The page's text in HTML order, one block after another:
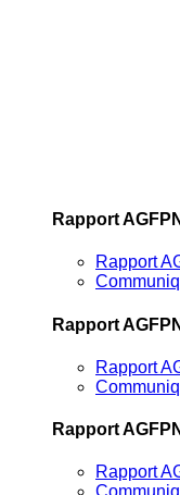
Rapport
Rapport
Rapport
Rapport
Rapport
Rapport